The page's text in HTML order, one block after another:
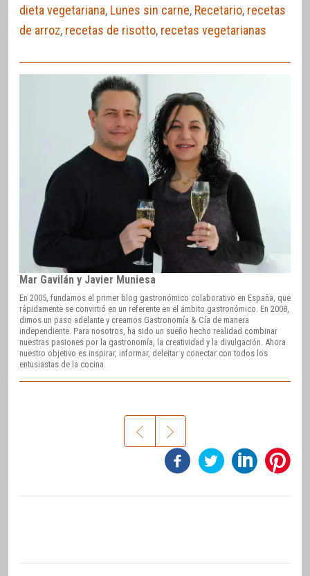
dieta vegetariana, Lunes sin carne, Recetario, recetas
de arroz, recetas de risotto, recetas vegetarianas
Mar Gavilán y Javier Muniesa
En 2005, fundamos el primer blog gastronómico colaborativo en España, que
rápidamente se convirtió en un referente en el ámbito gastronómico. En 2008,
dimos un paso adelante y creamos Gastronomía & Cía de manera
independiente. Para nosotros, ha sido un sueño hecho realidad combinar
nuestras pasiones por la gastronomía, la creatividad y la divulgación. Ahora
nuestro objetivo es inspirar, informar, deleitar y conectar con todos los
entusiastas de la cocina.